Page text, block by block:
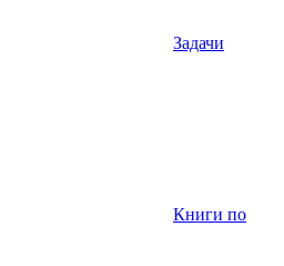
Задачи
Книги по